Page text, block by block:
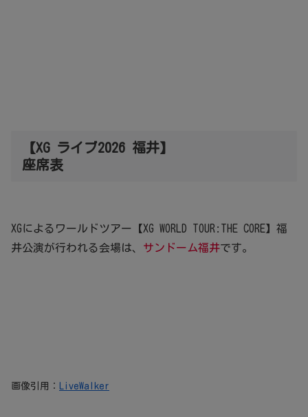
【XG ライブ2026 福井】
座席表
XGによるワールドツアー【XG WORLD TOUR:THE CORE】福
井公演が行われる会場は、 サンドーム福井です。
画像引用： LiveWalker